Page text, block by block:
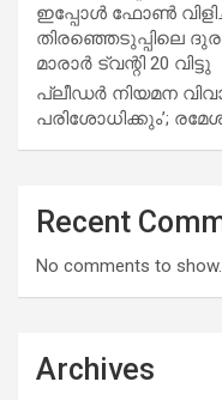
ഇപ്പോള്‍ ഫോണ്‍
തിരഞ്ഞെടുപ്പിലെ
മാരാര്‍ ട്വന്റി 20 വിട്ടു
പ്ലീഡർ നിയമന
പരിശോധിക്കും’;
Recent
No comments to show.
Archives